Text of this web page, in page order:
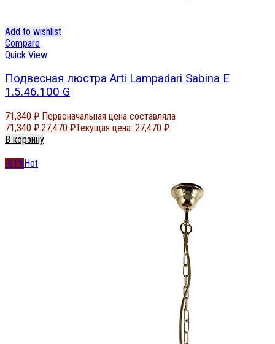
Add to wishlist
Compare
Quick View
Подвесная люстра Arti Lampadari Sabina E
1.5.46.100 G
71,340₽ Первоначальная цена составляла
71,340 ₽.27,470 ₽Текущая цена: 27,470 ₽.
В корзину
-61%Hot